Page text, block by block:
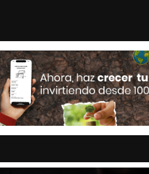
CHQH: EE. UU. Declara un